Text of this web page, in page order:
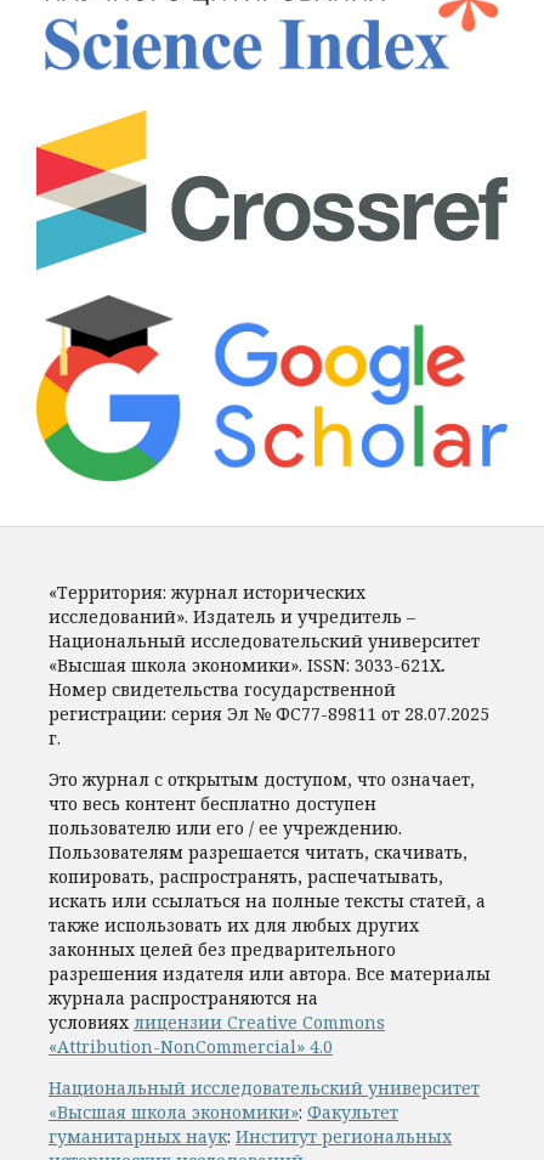
«Территория: журнал исторических
исследований». Издатель и учредитель –
Национальный исследовательский университет
«Высшая школа экономики». ISSN: 3033-621X.
Номер свидетельства государственной
регистрации: серия Эл № ФС77-89811 от 28.07.2025
г.
Это журнал с открытым доступом, что означает,
что весь контент бесплатно доступен
пользователю или его / ее учреждению.
Пользователям разрешается читать, скачивать,
копировать, распространять, распечатывать,
искать или ссылаться на полные тексты статей, а
также использовать их для любых других
законных целей без предварительного
разрешения издателя или автора. Все материалы
журнала распространяются на
условиях лицензии Creative Commons
«Attribution-NonCommercial» 4.0
Национальный исследовательский университет
«Высшая школа экономики»: Факультет
гуманитарных наук: Институт региональных